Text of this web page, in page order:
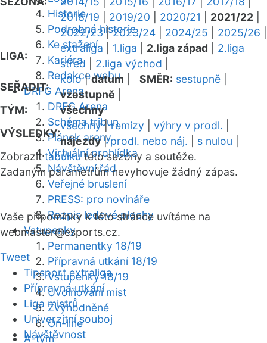
Historie
Podrobná historie
Ke stažení
Kariéra
Redakce webu
DRFG Arena
DRFG Arena
Schéma tribun
Plánek areny
Virtuální prohlídka
Návštěvní řád
Veřejné bruslení
PRESS: pro novináře
Rozpis ledové plochy
Vstupenky
Permanentky 18/19
Přípravná utkání 18/19
Vstupenky 18/19
Uvolňování míst
Zvýhodněné
On-line
A-tým
2018/19
2019/20 2020/21 2021/22
2022/23|2023/24 2024/25 2025/26
LIGA:
extraliga 1.liga 2.liga západ
2.liga
střed
2.liga východ
SEŘADIT:
kolo|datum SMĚR: sestupně
vzestupně
TÝM:
všechny
VÝSLEDKY:
všechny|remízy výhry v prodl.
nájezdy|prodl. nebo náj. s nulou
Zobrazittabulkutéto sezóny a soutěže.
Zadaným parametrům nevyhovuje žádný zápas.
Vaše připomínky k této stránce uvítáme na
webmaster@esports.cz.
Tweet
Tipsport extraliga
Přípravná utkání
Liga mistrů
Univerzitní souboj
Návštěvnost